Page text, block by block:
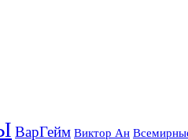
ВарГейм Виктор Ан